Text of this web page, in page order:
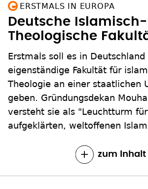
ERSTMALS IN EUROPA
Deutsche Islamisch-
Theologische
Erstmals soll es in Deutschland
eigenständige Fakultät für
Theologie an einer staatlichen
geben. Gründungsdekan
versteht sie als "Leuchtturm
aufgeklärten, weltoffenen
zum Inhalt